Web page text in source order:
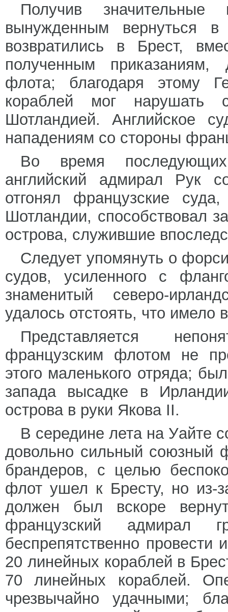
Получив значительные
вынужденным вернуться
возвратились в Брест,
полученным приказаниям,
флота; благодаря этому
кораблей мог нарушать
Шотландией. Английское
нападениям со стороны
Во время
английский адмирал Рук
отгонял французские
Шотландии, способствовал
острова, служившие
Следует упомянуть о
судов, усиленного с
знаменитый северо-
удалось отстоять, что
Представляется
французским флотом не
этого маленького отряда;
запада высадке в
острова в руки Якова II.
В середине лета на Уайте
довольно сильный союзный
брандеров, с целью
флот ушел к Бресту, но из-
должен был вскоре
французский
беспрепятственно
20 линейных кораблей в
70 линейных кораблей.
чрезвычайно удачными;